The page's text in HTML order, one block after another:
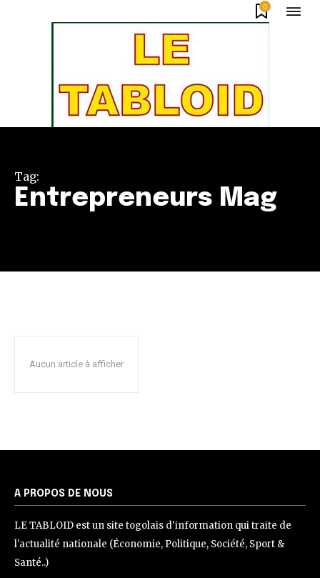
0
Tag:
Entrepreneurs Mag
Aucun article à afficher
A PROPOS DE NOUS
LE TABLOID est un site togolais d'information qui traite de
l'actualité nationale (Économie, Politique, Société, Sport &
Santé..)